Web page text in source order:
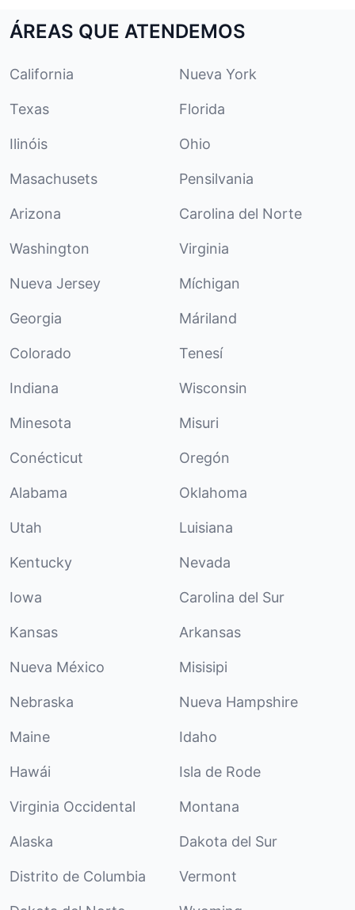
ÁREAS QUE ATENDEMOS
California Nueva York
Texas Florida
Ilinóis Ohio
Masachusets Pensilvania
Arizona Carolina del Norte
Washington Virginia
Nueva Jersey Míchigan
Georgia Máriland
Colorado Tenesí
Indiana Wisconsin
Minesota Misuri
Conécticut Oregón
Alabama Oklahoma
Utah Luisiana
Kentucky Nevada
Iowa Carolina del Sur
Kansas Arkansas
Nueva México Misisipi
Nebraska Nueva Hampshire
Maine Idaho
Hawái Isla de Rode
Virginia Occidental Montana
Alaska Dakota del Sur
Distrito de Columbia Vermont